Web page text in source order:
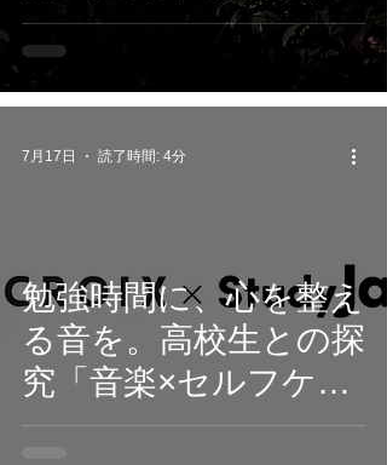
を映すピアノ・ヒー
リングアルバム、
Classy Moon『The
Garden After
勉強時間に、心を整え
る音を。高校生との探
究「音楽×セルフケ
ア」から生まれた
7月17日 読了時間: 4分